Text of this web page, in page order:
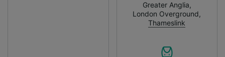
Greater Anglia,
London Overground,
Thameslink